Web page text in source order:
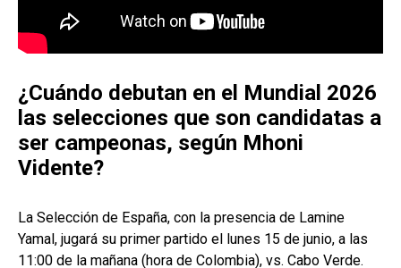
¿Cuándo debutan en el Mundial 2026
las selecciones que son candidatas a
ser campeonas, según Mhoni
Vidente?
La Selección de España, con la presencia de Lamine
Yamal, jugará su primer partido el lunes 15 de junio, a las
11:00 de la mañana (hora de Colombia), vs. Cabo Verde.